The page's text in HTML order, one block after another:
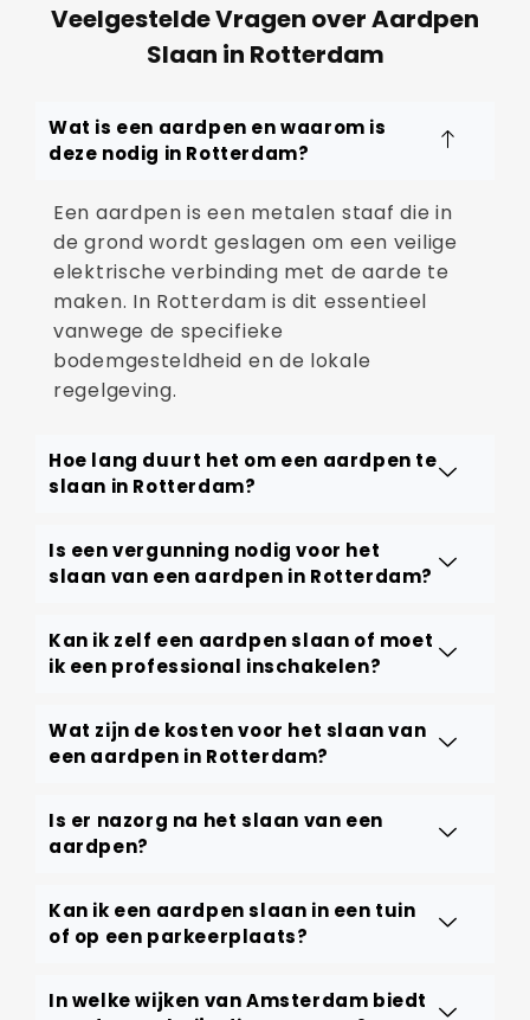
Veelgestelde Vragen over Aardpen
Slaan in Rotterdam
Wat is een aardpen en waarom is
deze nodig in Rotterdam?
Een aardpen is een metalen staaf die in
de grond wordt geslagen om een veilige
elektrische verbinding met de aarde te
maken. In Rotterdam is dit essentieel
vanwege de specifieke
bodemgesteldheid en de lokale
regelgeving.
Hoe lang duurt het om een aardpen te
slaan in Rotterdam?
Is een vergunning nodig voor het
slaan van een aardpen in Rotterdam?
Kan ik zelf een aardpen slaan of moet
ik een professional inschakelen?
Wat zijn de kosten voor het slaan van
een aardpen in Rotterdam?
Is er nazorg na het slaan van een
aardpen?
Kan ik een aardpen slaan in een tuin
of op een parkeerplaats?
In welke wijken van Amsterdam biedt